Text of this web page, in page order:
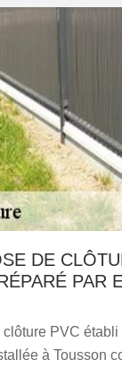
DE
PAR
PVC établi
à Tousson